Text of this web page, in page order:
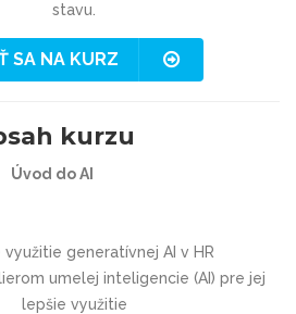
stavu.
SA NA KURZ
kurzu
Úvod do AI
využitie generatívnej AI v HR
umelej inteligencie (AI) pre jej
lepšie využitie